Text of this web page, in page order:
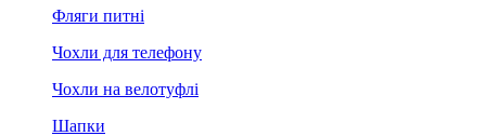
Фляги питні
Чохли для телефону
Чохли на велотуфлі
Шапки